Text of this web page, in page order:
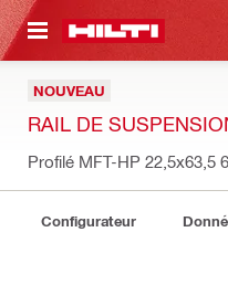
CONTENT
NOUVEAU
RAIL DE
Profilé MFT-HP 22,5x63,5
Configurateur